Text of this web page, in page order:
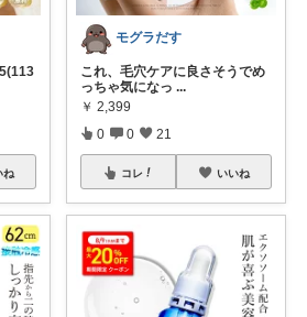
ね
モグラだす
これ、毛穴ケアに良さそうでめ
っちゃ気になっ ...
￥ 2,399
0 0 21
コレ いいね